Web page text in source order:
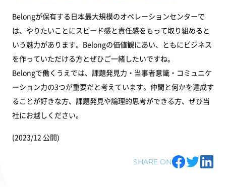
Belongが保有する日本最大規模のオペレーションセンターで
は、やりたいことにスピード感と責任感をもって取り組めると
いう魅力があります。Belongの価値観にあい、ともにビジネス
を作っていただける方とぜひご一緒したいですね。
Belongで働くうえでは、課題発見力・当事者意識・コミュニケ
ーション力の3つが重要だと考えています。仲間と何かを達成す
ることが好きな方、課題発見や論理的思考ができる方、ぜひ当
社にお越しください。
(2023/12 公開)
SHARE ON